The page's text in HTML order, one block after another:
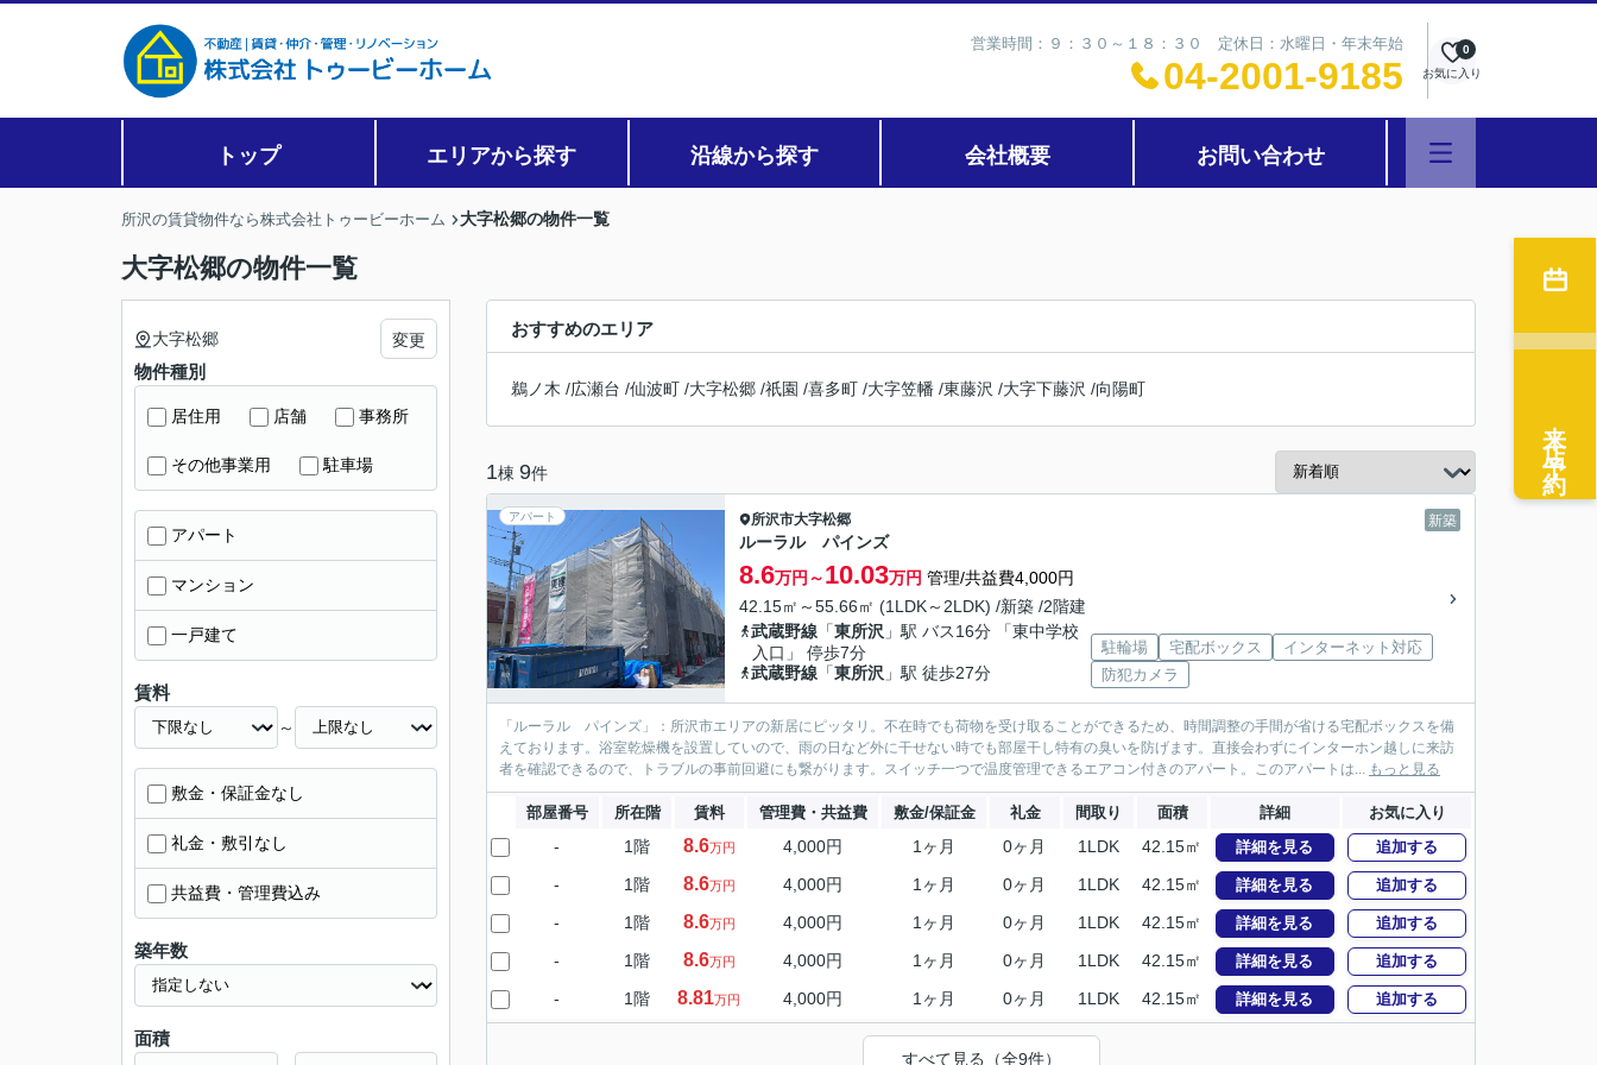
営業時間：９：３０～１８：３０ 定休日：水曜日・年末年始
04-2001-9185 お気に入り
0
トップ エリアから探す 沿線から探す 会社概要 お問い合わせ
所沢の賃貸物件なら株式会社トゥービーホーム 大字松郷の物件一覧
大字松郷の物件一覧
おすすめのエリア
鵜ノ木 /広瀬台 /仙波町 /大字松郷 /祇園 /喜多町 /大字笠幡 /東藤沢 /大字下藤沢 /向陽町
1棟 9件
アパート 新築
所沢市大字松郷
ルーラル パインズ
8.6万円～10.03万円 管理/共益費4,000円
42.15㎡～55.66㎡ (1LDK～2LDK) /新築 /2階建
武蔵野線 「東所沢 」駅 バス16分 「東中学校
入口」 停歩7分
武蔵野線 「東所沢 」駅 徒歩27分
駐輪場 宅配ボックス
インターネット対応
防犯カメラ
「ルーラル パインズ」：所沢市エリアの新居にピッタリ。不在時でも荷物を受け取ることができるため、時間調整の手間が省ける宅配ボックスを備
えております。浴室乾燥機を設置していので、雨の日など外に干せない時でも部屋干し特有の臭いを防げます。直接会わずにインターホン越しに来訪
者を確認できるので、トラブルの事前回避にも繋がります。スイッチ一つで温度管理できるエアコン付きのアパート。このアパートは... もっと見る
部屋番号 所在階 賃料 管理費・共益費 敷金/保証金 礼金 間取り 面積 詳細 お気に入り
- 1階 8.6万円 4,000円 1ヶ月 0ヶ月 1LDK 42.15㎡ 詳細を見る 追加する
- 1階 8.6万円 4,000円 1ヶ月 0ヶ月 1LDK 42.15㎡ 詳細を見る 追加する
- 1階 8.6万円 4,000円 1ヶ月 0ヶ月 1LDK 42.15㎡ 詳細を見る 追加する
- 1階 8.6万円 4,000円 1ヶ月 0ヶ月 1LDK 42.15㎡ 詳細を見る 追加する
- 1階 8.81万円 4,000円 1ヶ月 0ヶ月 1LDK 42.15㎡ 詳細を見る 追加する
すべて見る（全9件）
大字松郷 変更
物件種別
居住用 店舗 事務所
その他事業用 駐車場
アパート
マンション
一戸建て
賃料
～
敷金・保証金なし
礼金・敷引なし
共益費・管理費込み
築年数
面積
来店予約